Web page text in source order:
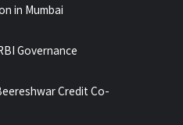
in Mumbai
Governance
Credit Co-